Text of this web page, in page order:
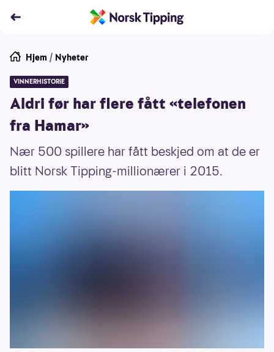
Hjem / Nyheter
VINNERHISTORIE
Aldri før har flere fått «telefonen
fra Hamar»
Nær 500 spillere har fått beskjed om at de er
blitt Norsk Tipping-millionærer i 2015.